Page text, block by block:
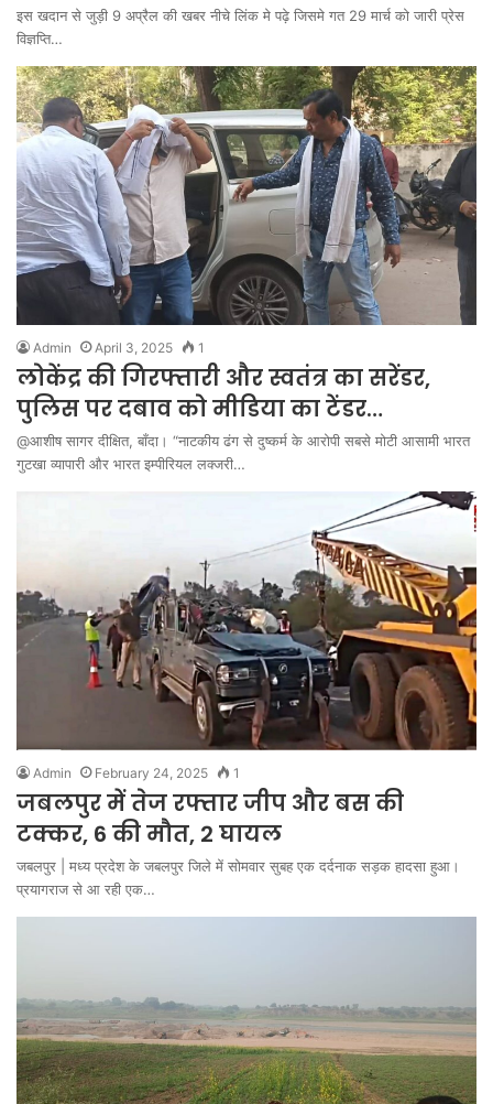
इस खदान से जुड़ी 9 अप्रैल की खबर नीचे लिंक मे पढ़े जिसमे गत 29 मार्च को जारी प्रेस
विज्ञप्ति…
Admin April 3, 2025 1
लोकेंद्र की गिरफ्तारी और स्वतंत्र का सरेंडर,
पुलिस पर दबाव को मीडिया का टेंडर…
@आशीष सागर दीक्षित, बाँदा। “नाटकीय ढंग से दुष्कर्म के आरोपी सबसे मोटी आसामी भारत
गुटखा व्यापारी और भारत इम्पीरियल लक्जरी…
Admin February 24, 2025 1
जबलपुर में तेज रफ्तार जीप और बस की
टक्कर, 6 की मौत, 2 घायल
जबलपुर | मध्य प्रदेश के जबलपुर जिले में सोमवार सुबह एक दर्दनाक सड़क हादसा हुआ।
प्रयागराज से आ रही एक…